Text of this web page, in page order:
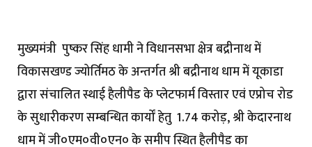
मुख्यमंत्री पुष्कर सिंह धामी ने विधानसभा क्षेत्र बद्रीनाथ में
विकासखण्ड ज्योर्तिमठ के अन्तर्गत श्री बद्रीनाथ धाम में यूकाडा
द्वारा संचालित स्थाई हैलीपैड के प्लेटफार्म विस्तार एवं एप्रोच रोड
के सुधारीकरण सम्बन्धित कार्यों हेतु ₹ 1.74 करोड़, श्री केदारनाथ
धाम में जी०एम०वी०एन० के समीप स्थित हैलीपैड का